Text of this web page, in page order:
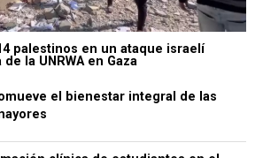
palestinos en un ataque israelí
la UNRWA en Gaza
el bienestar integral de las